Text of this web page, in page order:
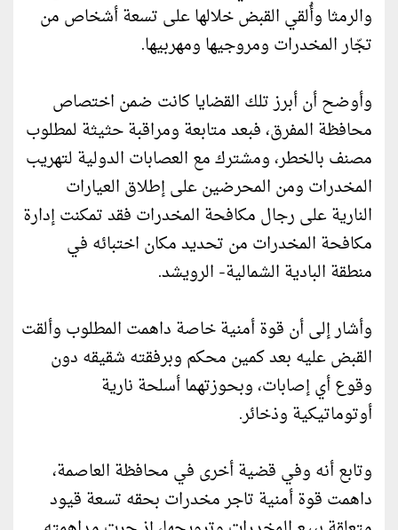
والرمثا وأُلقي القبض خلالها على تسعة أشخاص من
تجّار المخدرات ومروجيها ومهربيها.
وأوضح أن أبرز تلك القضايا كانت ضمن اختصاص
محافظة المفرق، فبعد متابعة ومراقبة حثيثة لمطلوب
مصنف بالخطر، ومشترك مع العصابات الدولية لتهريب
المخدرات ومن المحرضين على إطلاق العيارات
النارية على رجال مكافحة المخدرات فقد تمكنت إدارة
مكافحة المخدرات من تحديد مكان اختبائه في
منطقة البادية الشمالية- الرويشد.
وأشار إلى أن قوة أمنية خاصة داهمت المطلوب وألقت
القبض عليه بعد كمين محكم وبرفقته شقيقه دون
وقوع أي إصابات، وبحوزتهما أسلحة نارية
أوتوماتيكية وذخائر.
وتابع أنه وفي قضية أخرى في محافظة العاصمة،
داهمت قوة أمنية تاجر مخدرات بحقه تسعة قيود